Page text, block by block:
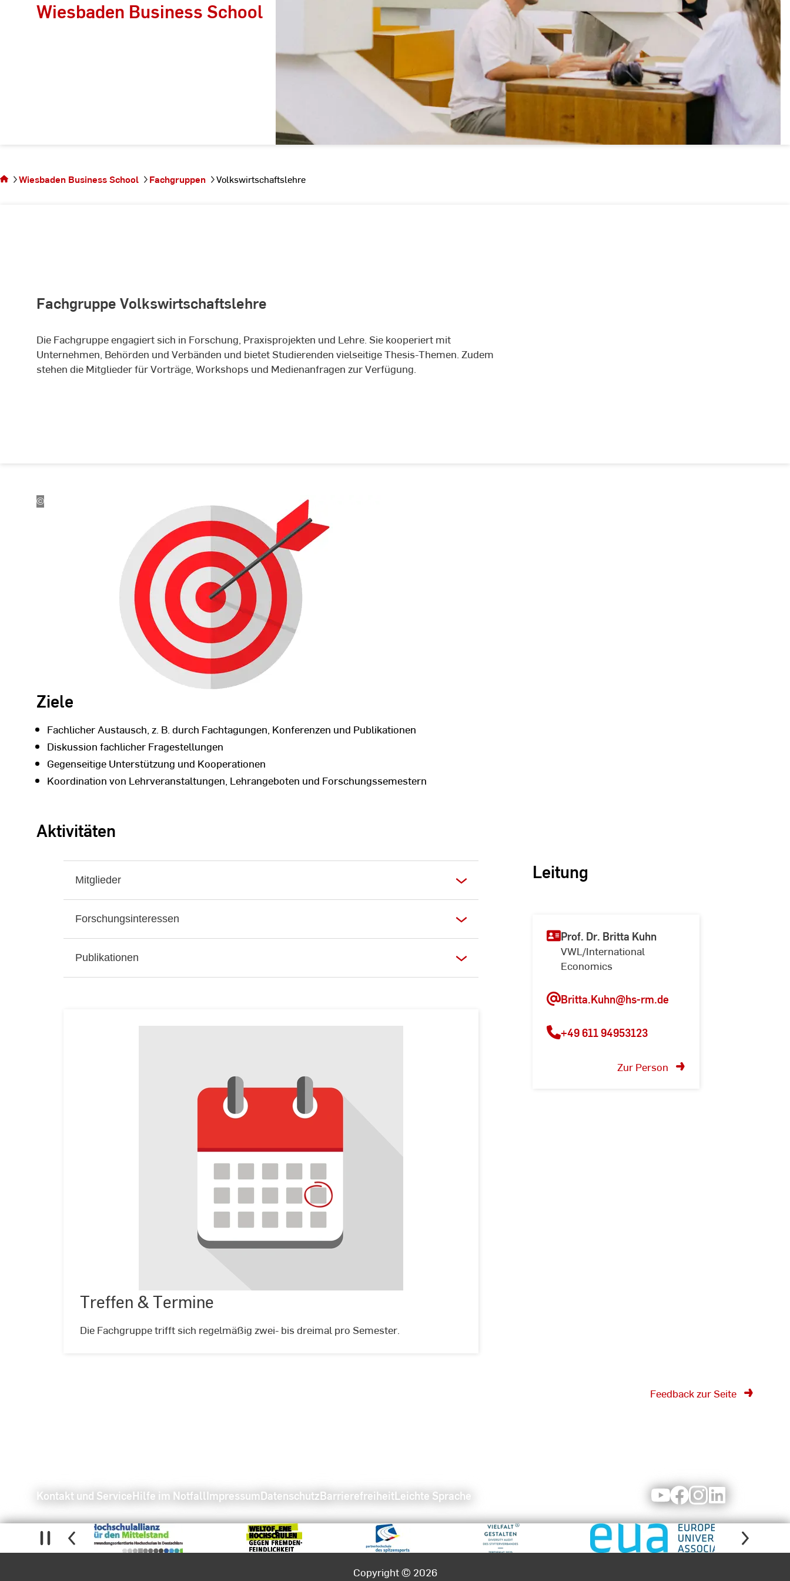
Wiesbaden Business School
der SeiteWiesbaden Business School Fachgruppen Volkswirtschaftslehre
Fachgruppe Volkswirtschaftslehre
Die Fachgruppe engagiert sich in Forschung, Praxisprojekten und Lehre. Sie kooperiert mit
Unternehmen, Behörden und Verbänden und bietet Studierenden vielseitige Thesis-Themen. Zudem
stehen die Mitglieder für Vorträge, Workshops und Medienanfragen zur Verfügung.
©
Adobe
Ziele
Fachlicher Austausch, z. B. durch Fachtagungen, Konferenzen und Publikationen
Diskussion fachlicher Fragestellungen
Gegenseitige Unterstützung und Kooperationen
Koordination von Lehrveranstaltungen, Lehrangeboten und Forschungssemestern
Aktivitäten
Mitglieder
Forschungsinteressen
Publikationen
©
Adobe
Stock
Treffen & Termine
Die Fachgruppe trifft sich regelmäßig zwei- bis dreimal pro Semester.
Treffen
&
Leitung
Prof. Dr. Britta Kuhn
VWL/International
Economics
Britta.Kuhn@hs-rm.de
+49 611 94953123
Zur Person
Feedback zur Seite
Kontakt und ServiceHilfe im NotfallImpressumDatenschutzBarrierefreiheitLeichte Sprache YoutubeFacebookInstagram
Copyright © 2026